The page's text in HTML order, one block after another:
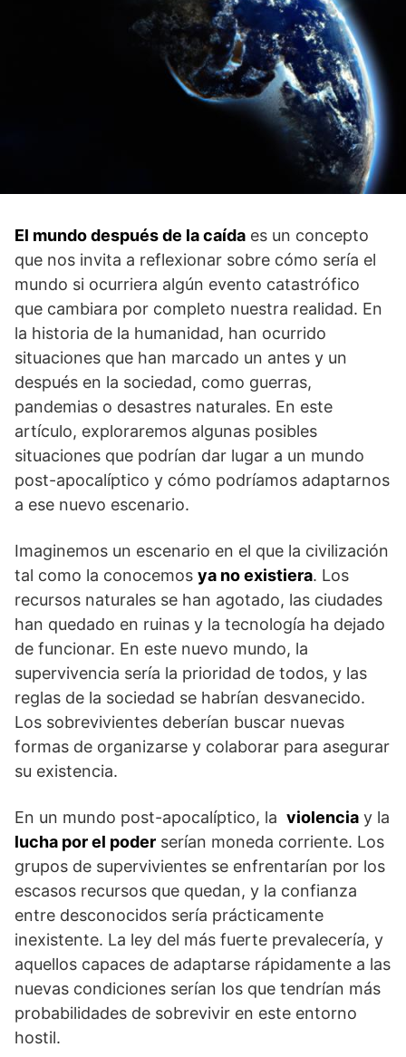
El mundo después de la caída es un ⁣concepto
que nos invita ⁤a reflexionar sobre⁢ cómo sería ⁣el
mundo si⁢ ocurriera algún evento⁤ catastrófico
que cambiara por⁢ completo nuestra realidad. En
la ⁢historia ⁢de la humanidad, han ocurrido
situaciones que han marcado un antes y un
después en la sociedad, como guerras,
pandemias ⁣o ⁣desastres naturales. ⁣En este
artículo, exploraremos algunas ⁣posibles​
situaciones ​que podrían dar lugar a un mundo
⁤post-apocalíptico y cómo podríamos adaptarnos
a ese nuevo escenario.
Imaginemos un escenario en⁤ el que la civilización
tal como la conocemos ya no existiera. Los
recursos ⁢naturales se han agotado,​ las ciudades
han quedado en ruinas y la tecnología ha dejado
de funcionar. En este nuevo mundo, la
supervivencia sería la prioridad⁢ de todos, y las​
reglas de la sociedad se habrían desvanecido.
Los sobrevivientes deberían buscar nuevas
formas de organizarse y⁣ colaborar para asegurar
su existencia.
En un‍ mundo post-apocalíptico, la ‌ violencia y la⁤
lucha por el poder serían moneda corriente. Los
grupos de supervivientes se enfrentarían por los
escasos recursos ⁤que quedan, y la confianza
entre desconocidos sería ⁣prácticamente
inexistente. La ley del‍ más fuerte prevalecería, y
aquellos capaces de adaptarse rápidamente a las
nuevas condiciones serían los que ⁤tendrían más
probabilidades ‌de sobrevivir en ​este entorno
hostil.